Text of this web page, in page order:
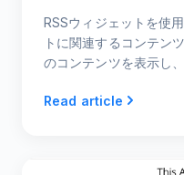
RSSウィジェットを使
トに関連するコンテンツ
のコンテンツを表示し
私たちの短いステップバ
Read article